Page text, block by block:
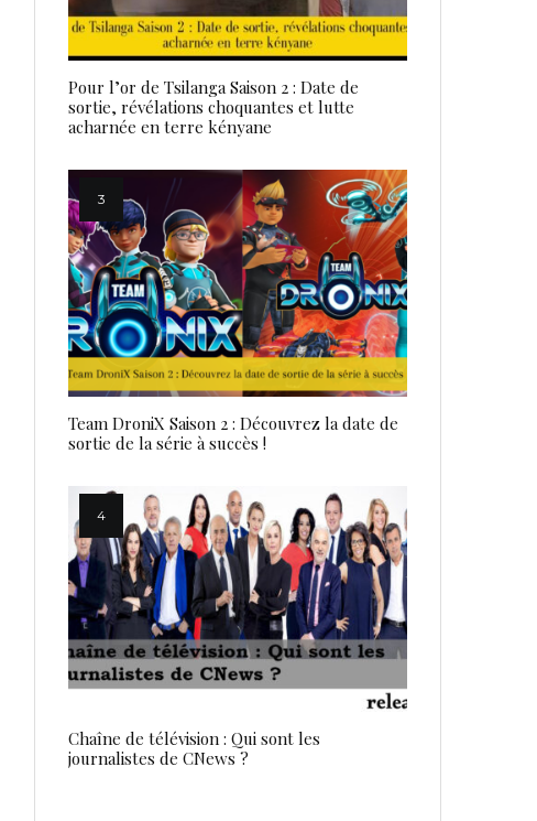
Pour l’or de Tsilanga Saison 2 : Date de
sortie, révélations choquantes et lutte
acharnée en terre kényane
Team DroniX Saison 2 : Découvrez la date de
sortie de la série à succès !
Chaîne de télévision : Qui sont les
journalistes de CNews ?